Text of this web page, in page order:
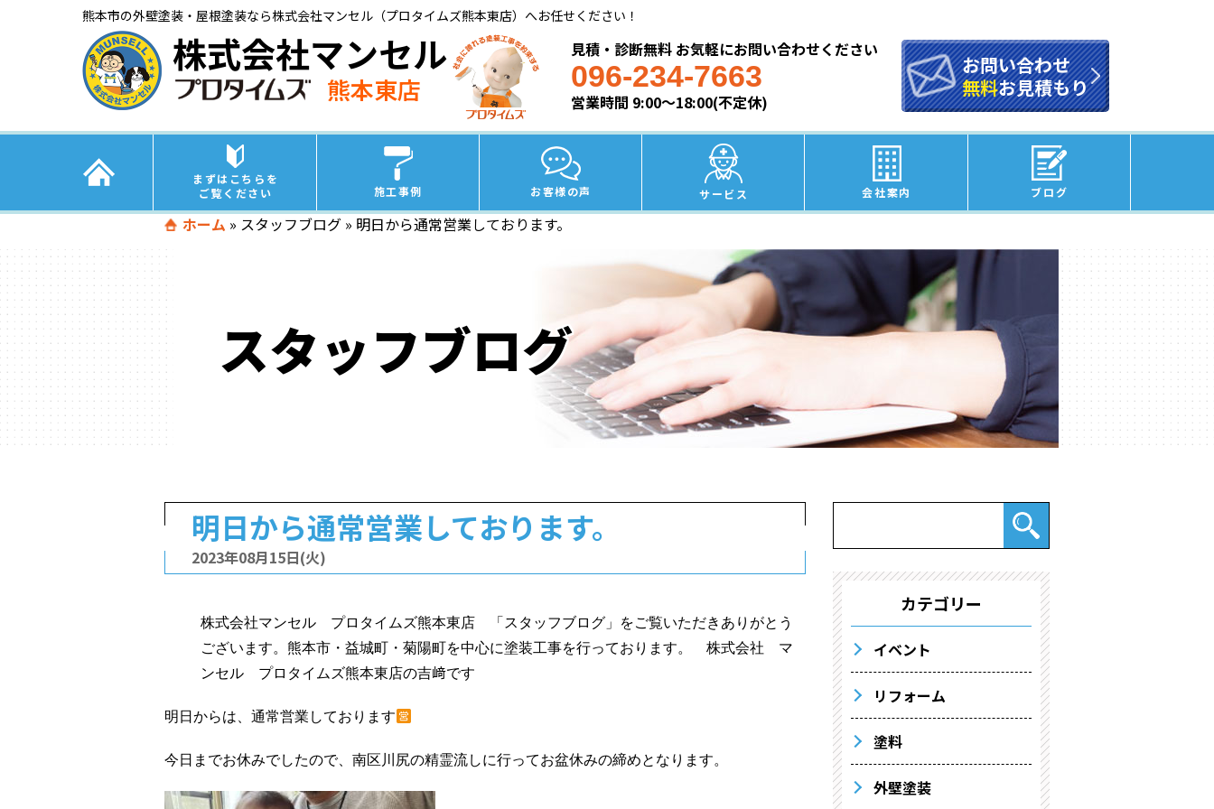
熊本市の外壁塗装・屋根塗装なら株式会社マンセル（プロタイムズ熊本東店）へお任せください！
株式会社マンセル
熊本東店
見積・診断無料 お気軽にお問い合わせください
096-234-7663
営業時間 9:00～18:00(不定休)
お問い合わせ
無料お見積もり
まずはこちらを
ご覧ください
施工事例 お客様の声 サービス 会社案内 ブログ
ホーム » スタッフブログ » 明日から通常営業しております。
スタッフブログ
明日から通常営業しております。
2023年08月15日(火)
株式会社マンセル プロタイムズ熊本東店 「スタッフブログ」をご覧いただきありがとう
ございます。熊本市・益城町・菊陽町を中心に塗装工事を行っております。 株式会社 マ
ンセル プロタイムズ熊本東店の吉﨑です
明日からは、通常営業しております
今日までお休みでしたので、南区川尻の精霊流しに行ってお盆休みの締めとなります。
カテゴリー
イベント
リフォーム
塗料
外壁塗装